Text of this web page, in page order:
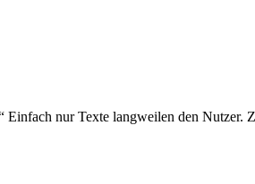
Einfach nur Texte langweilen den Nutzer.